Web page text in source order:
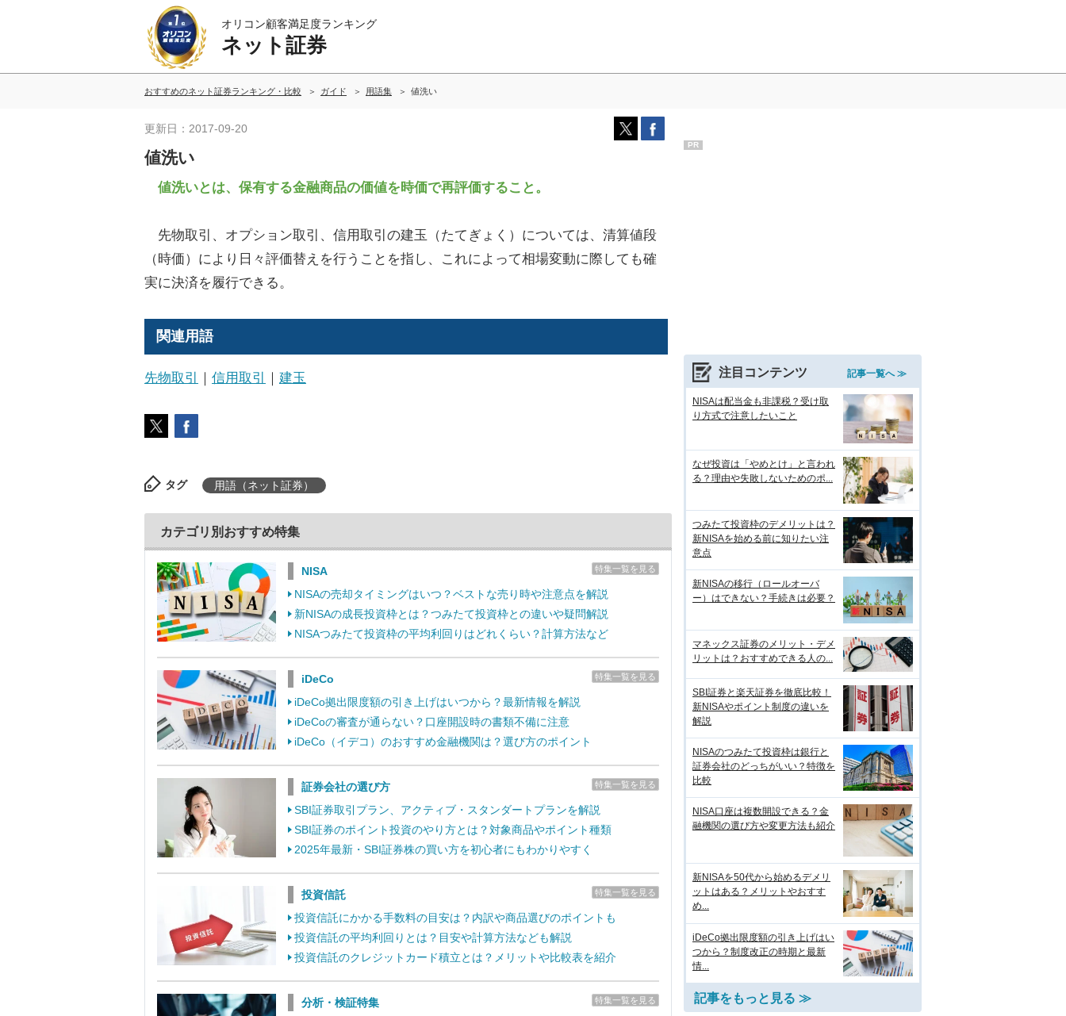
オリコン顧客満足度ランキング
ネット証券
おすすめのネット証券ランキング・比較 ガイド 用語集 値洗い
更新日：2017-09-20
値洗い
値洗いとは、保有する金融商品の価値を時価で再評価すること。
先物取引、オプション取引、信用取引の建玉（たてぎょく）については、清算値段
（時価）により日々評価替えを行うことを指し、これによって相場変動に際しても確
実に決済を履行できる。
関連用語
先物取引 ｜ 信用取引 ｜ 建玉
タグ 用語（ネット証券）
カテゴリ別おすすめ特集
特集一覧を見る
NISA
NISAの売却タイミングはいつ？ベストな売り時や注意点を解説
新NISAの成長投資枠とは？つみたて投資枠との違いや疑問解説
NISAつみたて投資枠の平均利回りはどれくらい？計算方法など
特集一覧を見る
iDeCo
iDeCo拠出限度額の引き上げはいつから？最新情報を解説
iDeCoの審査が通らない？口座開設時の書類不備に注意
iDeCo（イデコ）のおすすめ金融機関は？選び方のポイント
特集一覧を見る
証券会社の選び方
SBI証券取引プラン、アクティブ・スタンダートプランを解説
SBI証券のポイント投資のやり方とは？対象商品やポイント種類
2025年最新・SBI証券株の買い方を初心者にもわかりやすく
特集一覧を見る
投資信託
投資信託にかかる手数料の目安は？内訳や商品選びのポイントも
投資信託の平均利回りとは？目安や計算方法なども解説
投資信託のクレジットカード積立とは？メリットや比較表を紹介
特集一覧を見る
分析・検証特集
PR
注目コンテンツ 記事一覧へ ≫
NISAは配当金も非課税？受け取
り方式で注意したいこと
なぜ投資は「やめとけ」と言われ
る？理由や失敗しないためのポ...
つみたて投資枠のデメリットは？
新NISAを始める前に知りたい注
意点
新NISAの移行（ロールオーバ
ー）はできない？手続きは必要？
マネックス証券のメリット・デメ
リットは？おすすめできる人の...
SBI証券と楽天証券を徹底比較！
新NISAやポイント制度の違いを
解説
NISAのつみたて投資枠は銀行と
証券会社のどっちがいい？特徴を
比較
NISA口座は複数開設できる？金
融機関の選び方や変更方法も紹介
新NISAを50代から始めるデメリ
ットはある？メリットやおすす
め...
iDeCo拠出限度額の引き上げはい
つから？制度改正の時期と最新
情...
記事をもっと見る ≫